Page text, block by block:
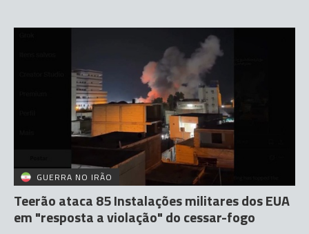
GUERRA NO IRÃO
Teerão ataca 85 Instalações militares dos EUA
em "resposta a violação" do cessar-fogo